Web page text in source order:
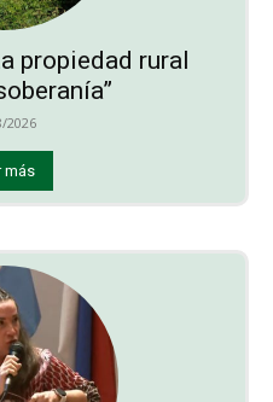
propiedad rural
2026
más